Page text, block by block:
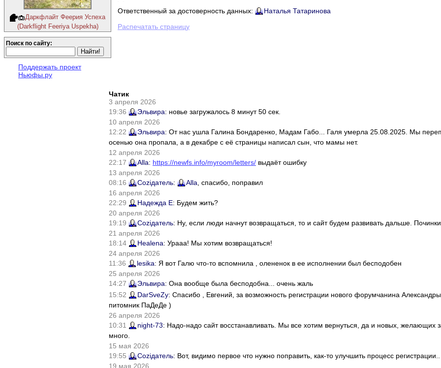
Даркфлайт Феерия Успеха
(Darkflight Feeriya Uspekha)
Поиск по сайту:
Поддержать проект
Ньюфы.ру
Ответственный за достоверность данных: Наталья Татаринова
Распечатать страницу
Чатик
3 апреля 2026
19:36
Эльвира: новье загружалось 8 минут 50 сек.
10 апреля 2026
12:22
Эльвира: От нас ушла Галина Бондаренко, Мадам Габо... Галя умерла 25.08.2025. Мы
осенью она пропала, а в декабре с её страницы написал сын, что мамы нет.
12 апреля 2026
22:17
Alla: https://newfs.info/myroom/letters/ выдаёт ошибку
13 апреля 2026
08:16
Соziдатель: Alla , спасибо, поправил
16 апреля 2026
22:29
Надежда Е: Будем жить?
20 апреля 2026
19:19
Соziдатель: Ну, если люди начнут возвращаться, то и сайт будем развивать дальше.
21 апреля 2026
18:14
Healena: Урааа! Мы хотим возвращаться!
24 апреля 2026
11:36
lesika: Я вот Галю что-то вспомнила , олененок в ее исполнении был бесподобен
25 апреля 2026
14:27
Эльвира: Она вообще была бесподобна... очень жаль
15:52
DarSveZy: Спасибо , Евгений, за возможность регистрации нового форумчанина
питомник ПаДеДе )
26 апреля 2026
10:31
night-73: Надо-надо сайт восстанавливать. Мы все хотим вернуться, да и новых, желающих
много.
15 мая 2026
19:55
Соziдатель: Вот, видимо первое что нужно поправить, как-то улучшить процесс регистрации..
19 мая 2026